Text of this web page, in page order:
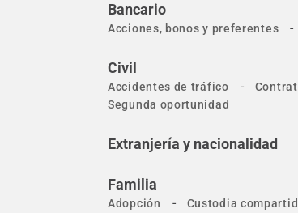
Bancario
Acciones, bonos y preferentes -
Civil
Accidentes de tráfico -
Segunda oportunidad
Extranjería y nacionalidad
Familia
Adopción - Custodia